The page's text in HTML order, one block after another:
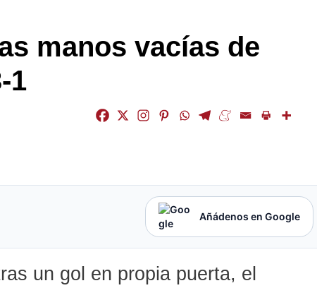
manos vacías de
1
Añádenos en Google
un gol en propia puerta, el